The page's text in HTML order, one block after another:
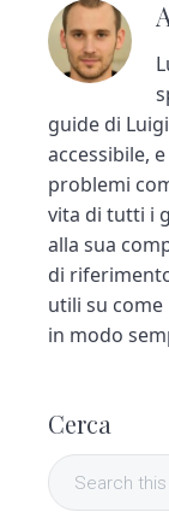
guide di
accessibile,
problemi
vita di tutti i
alla sua
di
utili su
in modo
Cerca
S
e